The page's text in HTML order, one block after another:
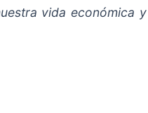
vida económica